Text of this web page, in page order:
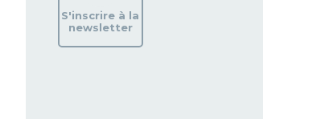
S'inscrire à la
newsletter